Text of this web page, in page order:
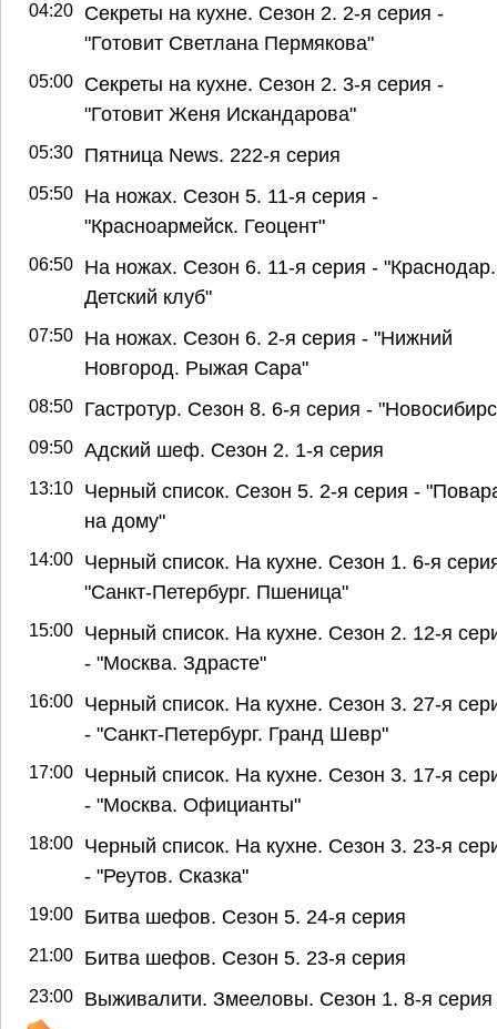
04:20
Секреты на кухне. Сезон 2. 2-я серия -
"Готовит Светлана Пермякова"
05:00
Секреты на кухне. Сезон 2. 3-я серия -
"Готовит Женя Искандарова"
05:30 Пятница News. 222-я серия
05:50
На ножах. Сезон 5. 11-я серия -
"Красноармейск. Геоцент"
06:50
На ножах. Сезон 6. 11-я серия - "Краснодар.
Детский клуб"
07:50
На ножах. Сезон 6. 2-я серия - "Нижний
Новгород. Рыжая Сара"
08:50 Гастротур. Сезон 8. 6-я серия -
09:50 Адский шеф. Сезон 2. 1-я серия
13:10
Черный список. Сезон 5. 2-я серия -
на дому"
14:00
Черный список. На кухне. Сезон 1. 6-я
"Санкт-Петербург. Пшеница"
15:00
Черный список. На кухне. Сезон 2. 12-я
- "Москва. Здрасте"
16:00
Черный список. На кухне. Сезон 3. 27-я
- "Санкт-Петербург. Гранд Шевр"
17:00
Черный список. На кухне. Сезон 3. 17-я
- "Москва. Официанты"
18:00
Черный список. На кухне. Сезон 3. 23-я
- "Реутов. Сказка"
19:00 Битва шефов. Сезон 5. 24-я серия
21:00 Битва шефов. Сезон 5. 23-я серия
23:00 Выживалити. Змееловы. Сезон 1. 8-я серия